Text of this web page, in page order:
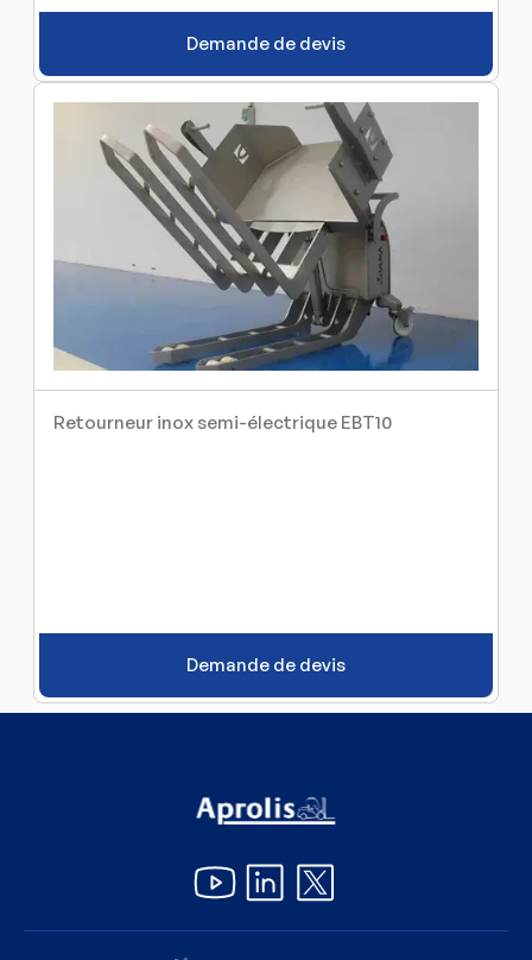
Demande de devis
Retourneur inox semi-électrique EBT10
Demande de devis